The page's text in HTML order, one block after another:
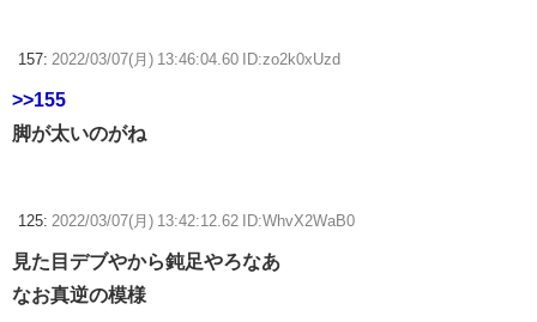
157: 2022/03/07(月) 13:46:04.60 ID:zo2k0xUzd
>>155
脚が太いのがね
125: 2022/03/07(月) 13:42:12.62 ID:WhvX2WaB0
見た目デブやから鈍足やろなあ
なお真逆の模様